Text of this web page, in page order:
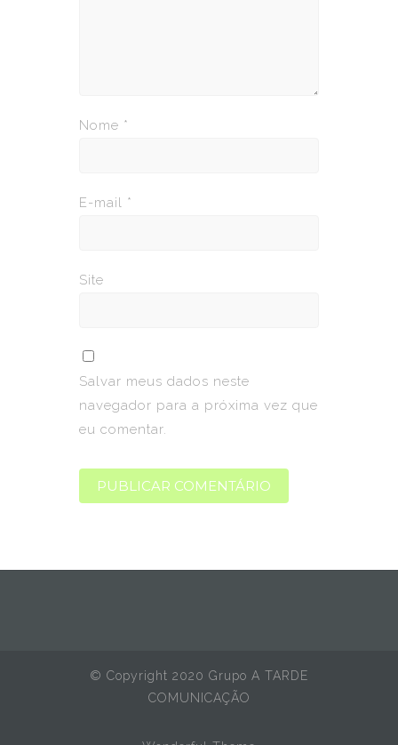
Nome *
E-mail *
Site
Salvar meus dados neste
navegador para a próxima vez que
eu comentar.
© Copyright 2020 Grupo A TARDE
COMUNICAÇÃO